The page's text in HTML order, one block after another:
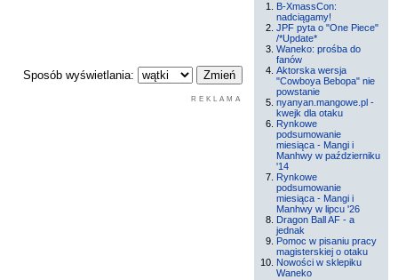
Sposób wyświetlania:
REKLAMA
B-XmassCon:
nadciągamy!
JPF pyta o "One Piece"
/*Update*
Waneko: prośba do
fanów
Aktorska wersja
"Cowboya Bebopa" nie
powstanie
nyanyan.mangowe.pl -
kwejk dla otaku
Rynkowe
podsumowanie
miesiąca - Mangi i
Manhwy w październiku
'14
Rynkowe
podsumowanie
miesiąca - Mangi i
Manhwy w lipcu '26
Dragon Ball AF - a
jednak
Pomoc w pisaniu pracy
magisterskiej o otaku
Nowości w sklepiku
Waneko